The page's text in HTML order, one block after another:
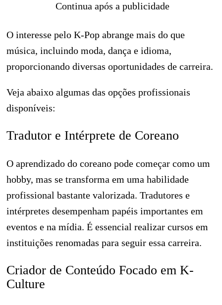
Continua após a publicidade
O interesse pelo K-Pop abrange mais do que
música, incluindo moda, dança e idioma,
proporcionando diversas oportunidades de carreira.
Veja abaixo algumas das opções profissionais
disponíveis:
Tradutor e Intérprete de Coreano
O aprendizado do coreano pode começar como um
hobby, mas se transforma em uma habilidade
profissional bastante valorizada. Tradutores e
intérpretes desempenham papéis importantes em
eventos e na mídia. É essencial realizar cursos em
instituições renomadas para seguir essa carreira.
Criador de Conteúdo Focado em K-
Culture